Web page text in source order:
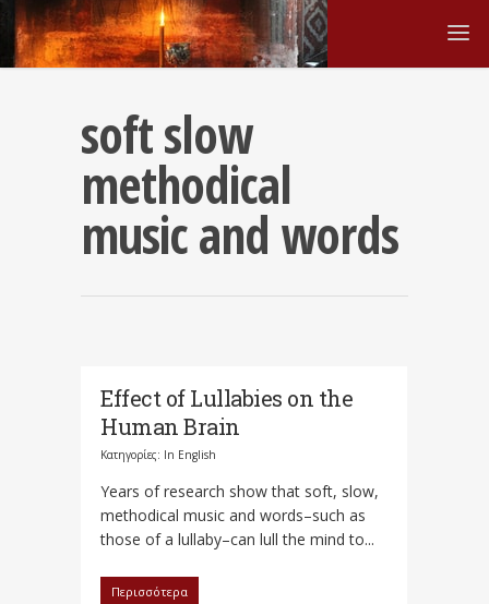
soft slow
methodical
music and words
Effect of Lullabies on the
Human Brain
Κατηγορίες: In English
Years of research show that soft, slow,
methodical music and words–such as
those of a lullaby–can lull the mind to...
Περισσότερα